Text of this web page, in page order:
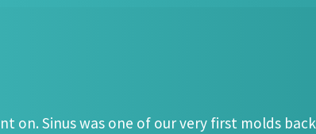
on. Sinus was one of our very first molds